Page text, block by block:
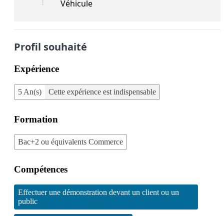
l
Véhicule
Profil souhaité
Expérience
5 An(s) Cette expérience est indispensable
Formation
Bac+2 ou équivalents Commerce
Compétences
Effectuer une démonstration devant un client ou un
public